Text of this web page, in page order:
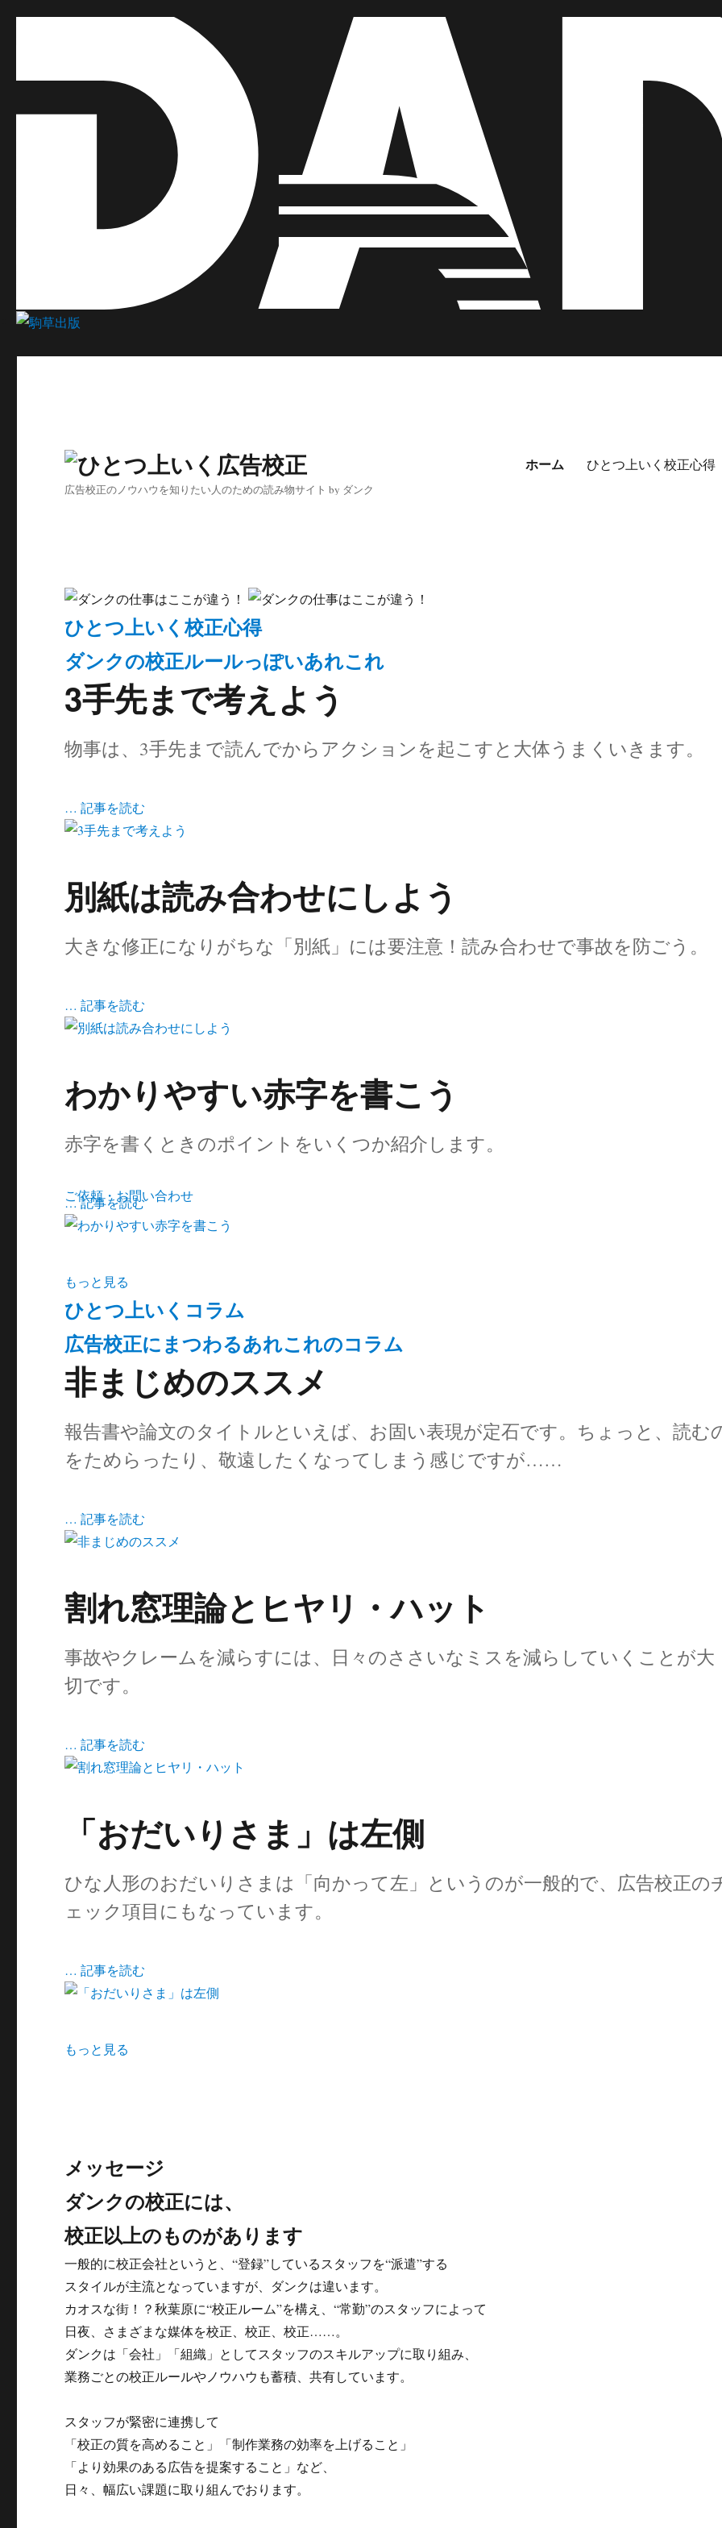
広告校正のノウハウを知りたい人のための読み物サイト by ダンク
ホーム ひとつ上いく校正心得
ひとつ上いく校正心得
ダンクの校正ルールっぽいあれこれ
3手先まで考えよう
物事は、3手先まで読んでからアクションを起こすと大体うまくいきます。
… 記事を読む
別紙は読み合わせにしよう
大きな修正になりがちな「別紙」には要注意！読み合わせで事故を防ごう。
… 記事を読む
わかりやすい赤字を書こう
赤字を書くときのポイントをいくつか紹介します。
… 記事を読む
もっと見る
ひとつ上いくコラム
広告校正にまつわるあれこれのコラム
非まじめのススメ
報告書や論文のタイトルといえば、お固い表現が定石です。ちょっと、読む
をためらったり、敬遠したくなってしまう感じですが……
… 記事を読む
割れ窓理論とヒヤリ・ハット
事故やクレームを減らすには、日々のささいなミスを減らしていくことが大
切です。
… 記事を読む
「おだいりさま」は左側
ひな人形のおだいりさまは「向かって左」というのが一般的で、広告校正の
ェック項目にもなっています。
… 記事を読む
もっと見る
ご依頼・お問い合わせ
メッセージ
ダンクの校正には、
校正以上のものがあります
一般的に校正会社というと、“登録”しているスタッフを“派遣”する
スタイルが主流となっていますが、ダンクは違います。
カオスな街！？秋葉原に“校正ルーム”を構え、“常勤”のスタッフによって
日夜、さまざまな媒体を校正、校正、校正……。
ダンクは「会社」「組織」としてスタッフのスキルアップに取り組み、
業務ごとの校正ルールやノウハウも蓄積、共有しています。
スタッフが緊密に連携して
「校正の質を高めること」「制作業務の効率を上げること」
「より効果のある広告を提案すること」など、
日々、幅広い課題に取り組んでおります。